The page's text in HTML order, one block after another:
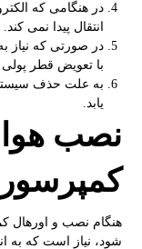
در هنگامی که
انتقال پیدا نمی کند.
در صورتی که نیاز
با تعویض قطر پولی
به علت حذف
یابد.
نصب
کمپرسور
هنگام نصب و اورهال